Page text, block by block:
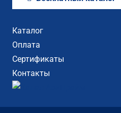
Каталог
Оплата
Сертификаты
Контакты